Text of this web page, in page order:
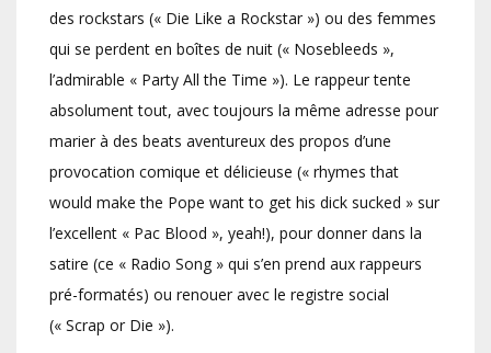
des rockstars (« Die Like a Rockstar ») ou des femmes
qui se perdent en boîtes de nuit (« Nosebleeds »,
l’admirable « Party All the Time »). Le rappeur tente
absolument tout, avec toujours la même adresse pour
marier à des beats aventureux des propos d’une
provocation comique et délicieuse (« rhymes that
would make the Pope want to get his dick sucked » sur
l’excellent « Pac Blood », yeah!), pour donner dans la
satire (ce « Radio Song » qui s’en prend aux rappeurs
pré-formatés) ou renouer avec le registre social
(« Scrap or Die »).